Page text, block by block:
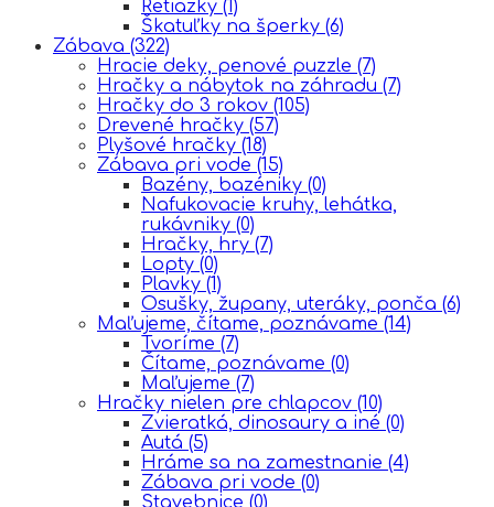
Retiazky (1)
Škatuľky na šperky (6)
Zábava (322)
Hracie deky, penové puzzle (7)
Hračky a nábytok na záhradu (7)
Hračky do 3 rokov (105)
Drevené hračky (57)
Plyšové hračky (18)
Zábava pri vode (15)
Bazény, bazéniky (0)
Nafukovacie kruhy, lehátka,
rukávniky (0)
Hračky, hry (7)
Lopty (0)
Plavky (1)
Osušky, župany, uteráky, ponča (6)
Maľujeme, čítame, poznávame (14)
Tvoríme (7)
Čítame, poznávame (0)
Maľujeme (7)
Hračky nielen pre chlapcov (10)
Zvieratká, dinosaury a iné (0)
Autá (5)
Hráme sa na zamestnanie (4)
Zábava pri vode (0)
Stavebnice (0)